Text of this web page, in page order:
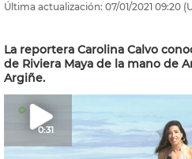
Última actualización: 07/01/2021 09:20
La reportera Carolina Calvo
de Riviera Maya de la mano de
Argiñe.
0:31